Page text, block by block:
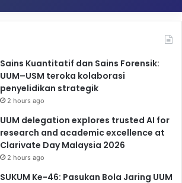
Sains Kuantitatif dan Sains Forensik:
UUM–USM teroka kolaborasi
penyelidikan strategik
2 hours ago
UUM delegation explores trusted AI for
research and academic excellence at
Clarivate Day Malaysia 2026
2 hours ago
SUKUM Ke-46: Pasukan Bola Jaring UUM